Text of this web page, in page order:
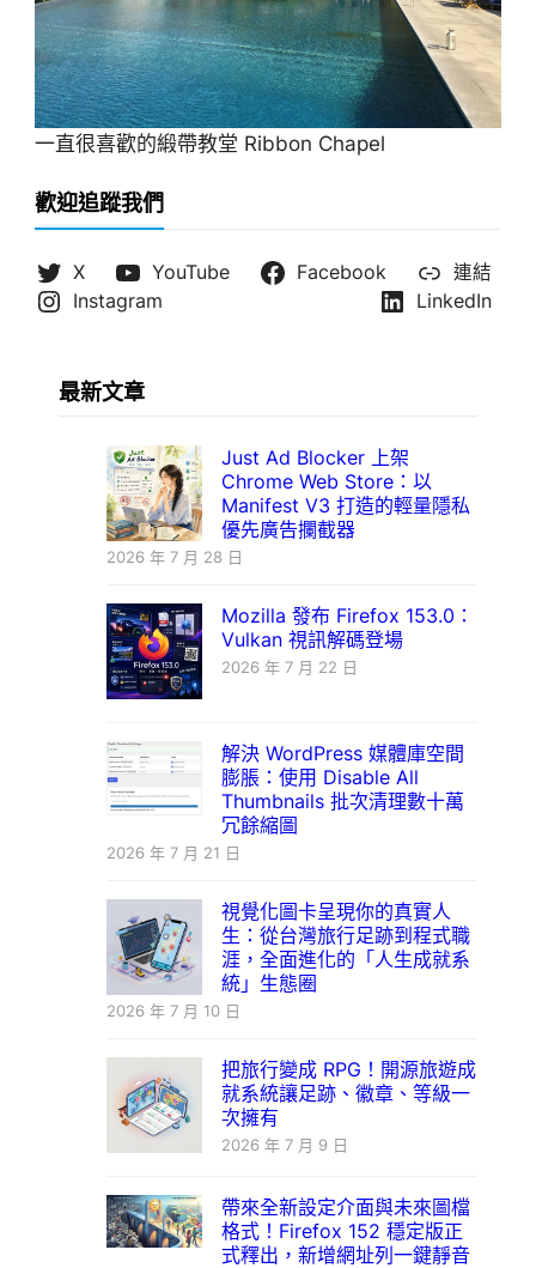
一直很喜歡的緞帶教堂 Ribbon Chapel
歡迎追蹤我們
X YouTube Facebook
連結
Instagram
LinkedIn
最新文章
Just Ad Blocker 上架
Chrome Web Store：以
Manifest V3 打造的輕量隱私
優先廣告攔截器
2026 年 7 月 28 日
Mozilla 發布 Firefox 153.0：
Vulkan 視訊解碼登場
2026 年 7 月 22 日
解決 WordPress 媒體庫空間
膨脹：使用 Disable All
Thumbnails 批次清理數十萬
冗餘縮圖
2026 年 7 月 21 日
視覺化圖卡呈現你的真實人
生：從台灣旅行足跡到程式職
涯，全面進化的「人生成就系
統」生態圈
2026 年 7 月 10 日
把旅行變成 RPG！開源旅遊成
就系統讓足跡、徽章、等級一
次擁有
2026 年 7 月 9 日
帶來全新設定介面與未來圖檔
格式！Firefox 152 穩定版正
式釋出，新增網址列一鍵靜音